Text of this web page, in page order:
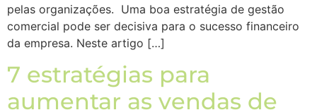
pelas organizações. Uma boa estratégia de gestão
comercial pode ser decisiva para o sucesso financeiro
da empresa. Neste artigo […]
7 estratégias para
aumentar as vendas de